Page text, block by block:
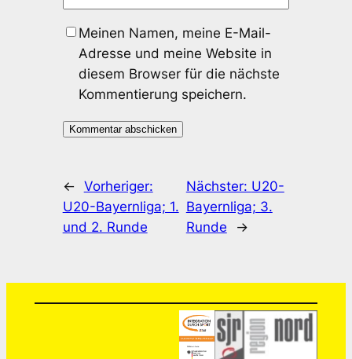
Meinen Namen, meine E-Mail-
Adresse und meine Website in
diesem Browser für die nächste
Kommentierung speichern.
← Vorheriger:
U20-Bayernliga; 1.
und 2. Runde
Nächster: U20-
Bayernliga; 3.
Runde
→